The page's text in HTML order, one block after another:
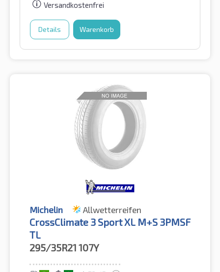
Versandkostenfrei
Details Warenkorb
Michelin Allwetterreifen
CrossClimate 3 Sport XL M+S 3PMSF
TL
295/35R21 107Y